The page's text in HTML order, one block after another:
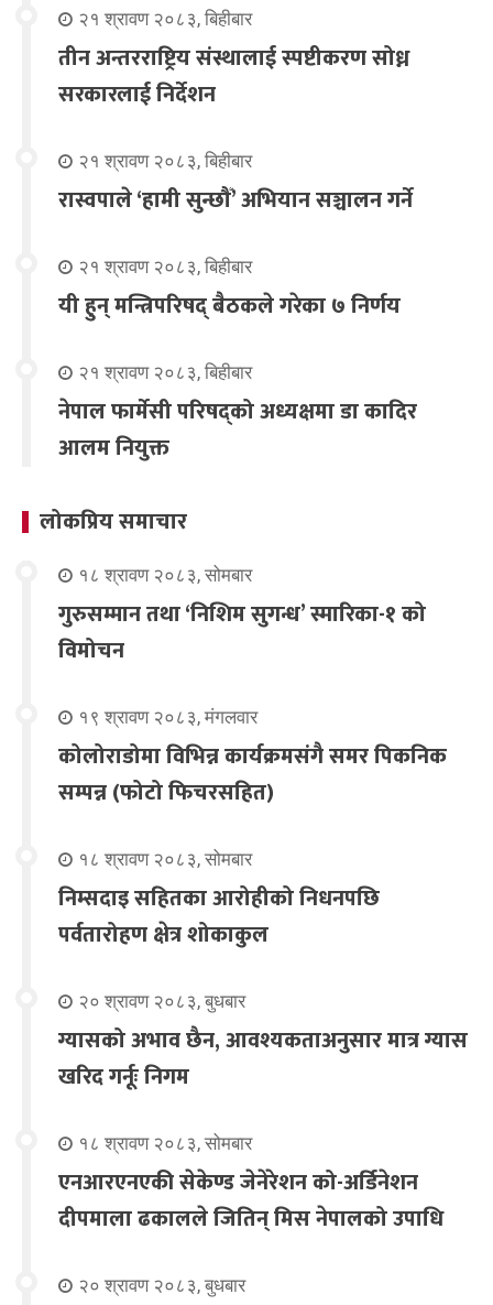
२१ श्रावण २०८३, बिहीबार
तीन अन्तरराष्ट्रिय संस्थालाई स्पष्टीकरण सोध्न
सरकारलाई निर्देशन
२१ श्रावण २०८३, बिहीबार
रास्वपाले ‘हामी सुन्छौँ’ अभियान सञ्चालन गर्ने
२१ श्रावण २०८३, बिहीबार
यी हुन् मन्त्रिपरिषद् बैठकले गरेका ७ निर्णय
२१ श्रावण २०८३, बिहीबार
नेपाल फार्मेसी परिषद्को अध्यक्षमा डा कादिर
आलम नियुक्त
लोकप्रिय समाचार
१८ श्रावण २०८३, सोमबार
गुरुसम्मान तथा ‘निशिम सुगन्ध’ स्मारिका-१ को
विमोचन
१९ श्रावण २०८३, मंगलवार
कोलोराडोमा विभिन्न कार्यक्रमसंगै समर पिकनिक
सम्पन्न (फोटो फिचरसहित)
१८ श्रावण २०८३, सोमबार
निम्सदाइ सहितका आरोहीको निधनपछि
पर्वतारोहण क्षेत्र शोकाकुल
२० श्रावण २०८३, बुधबार
ग्यासको अभाव छैन, आवश्यकताअनुसार मात्र ग्यास
खरिद गर्नूः निगम
१८ श्रावण २०८३, सोमबार
एनआरएनएकी सेकेण्ड जेनेरेशन को-अर्डिनेशन
दीपमाला ढकालले जितिन् मिस नेपालको उपाधि
२० श्रावण २०८३, बुधबार